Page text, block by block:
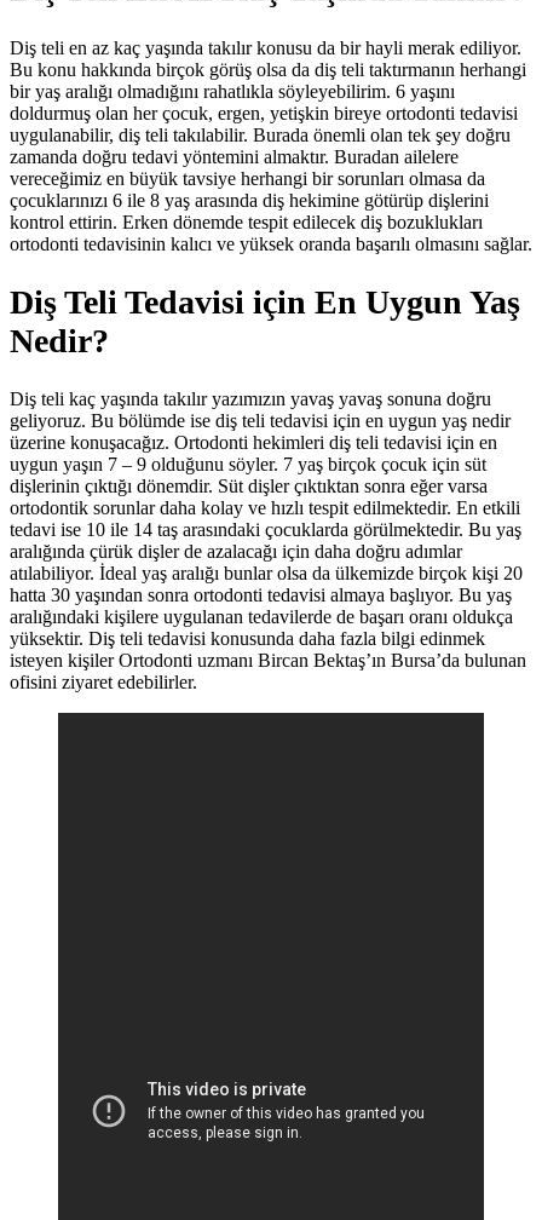
Diş teli en az kaç yaşında takılır konusu da bir hayli merak ediliyor.
Bu konu hakkında birçok görüş olsa da diş teli taktırmanın herhangi
bir yaş aralığı olmadığını rahatlıkla söyleyebilirim. 6 yaşını
doldurmuş olan her çocuk, ergen, yetişkin bireye ortodonti tedavisi
uygulanabilir, diş teli takılabilir. Burada önemli olan tek şey doğru
zamanda doğru tedavi yöntemini almaktır. Buradan ailelere
vereceğimiz en büyük tavsiye herhangi bir sorunları olmasa da
çocuklarınızı 6 ile 8 yaş arasında diş hekimine götürüp dişlerini
kontrol ettirin. Erken dönemde tespit edilecek diş bozuklukları
ortodonti tedavisinin kalıcı ve yüksek oranda başarılı olmasını sağlar.
Diş Teli Tedavisi için En Uygun Yaş
Nedir?
Diş teli kaç yaşında takılır yazımızın yavaş yavaş sonuna doğru
geliyoruz. Bu bölümde ise diş teli tedavisi için en uygun yaş nedir
üzerine konuşacağız. Ortodonti hekimleri diş teli tedavisi için en
uygun yaşın 7 – 9 olduğunu söyler. 7 yaş birçok çocuk için süt
dişlerinin çıktığı dönemdir. Süt dişler çıktıktan sonra eğer varsa
ortodontik sorunlar daha kolay ve hızlı tespit edilmektedir. En etkili
tedavi ise 10 ile 14 taş arasındaki çocuklarda görülmektedir. Bu yaş
aralığında çürük dişler de azalacağı için daha doğru adımlar
atılabiliyor. İdeal yaş aralığı bunlar olsa da ülkemizde birçok kişi 20
hatta 30 yaşından sonra ortodonti tedavisi almaya başlıyor. Bu yaş
aralığındaki kişilere uygulanan tedavilerde de başarı oranı oldukça
yüksektir. Diş teli tedavisi konusunda daha fazla bilgi edinmek
isteyen kişiler Ortodonti uzmanı Bircan Bektaş’ın Bursa’da bulunan
ofisini ziyaret edebilirler.